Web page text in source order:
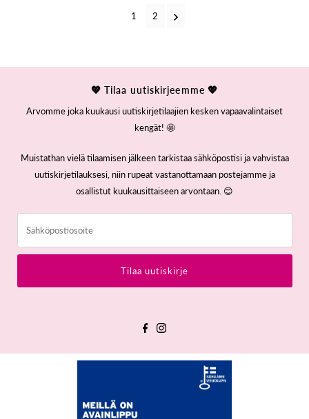
1 2
💖 Tilaa uutiskirjeemme 💖
Arvomme joka kuukausi uutiskirjetilaajien kesken vapaavalintaiset
kengät! 🤩
Muistathan vielä tilaamisen jälkeen tarkistaa sähköpostisi ja vahvistaa
uutiskirjetilauksesi, niin rupeat vastanottamaan postejamme ja
osallistut kuukausittaiseen arvontaan. 😊
Tilaa uutiskirje